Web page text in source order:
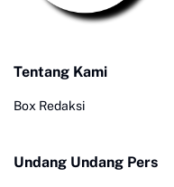
Tentang Kami
Box Redaksi
Undang Undang Pers